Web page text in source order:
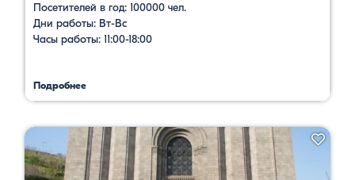
Посетителей в год: 100000 чел.
Дни работы: Вт-Вс
Часы работы: 11:00-18:00
Подробнее